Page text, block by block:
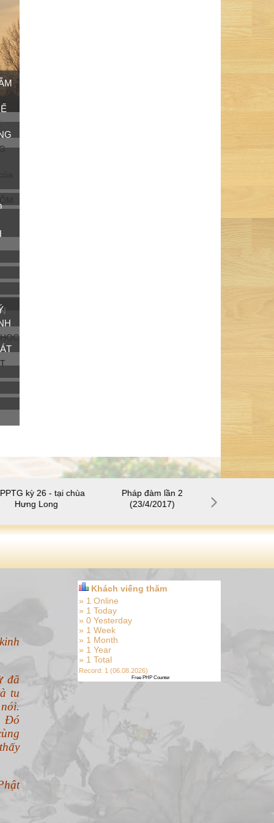
- tại chùa
Pháp đàm lần 2
(23/4/2017)
SHPPTG kỳ 28 - Tại
Thuận.
đã
tu
Đó
Khách viếng thăm
» 1 Online
» 1 Today
» 0 Yesterday
» 1 Week
» 1 Month
» 1 Year
» 1 Total
Record: 1 (06.08.2026)
Free PHP Counter